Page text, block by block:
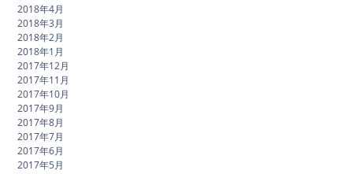
2018年4月
2018年3月
2018年2月
2018年1月
2017年12月
2017年11月
2017年10月
2017年9月
2017年8月
2017年7月
2017年6月
2017年5月